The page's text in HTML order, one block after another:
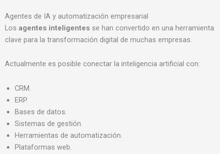
Agentes de IA y automatización empresarial
Los agentes inteligentes se han convertido en una herramienta
clave para la transformación digital de muchas empresas.
Actualmente es posible conectar la inteligencia artificial con:
CRM.
ERP.
Bases de datos.
Sistemas de gestión.
Herramientas de automatización.
Plataformas web.